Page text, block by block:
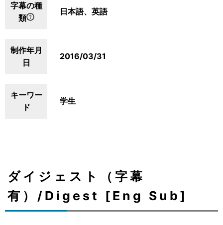
字幕の種
類
日本語、英語
制作年月
日
2016/03/31
キーワー
ド
学生
ダイジェスト（字幕
有）/Digest [Eng Sub]